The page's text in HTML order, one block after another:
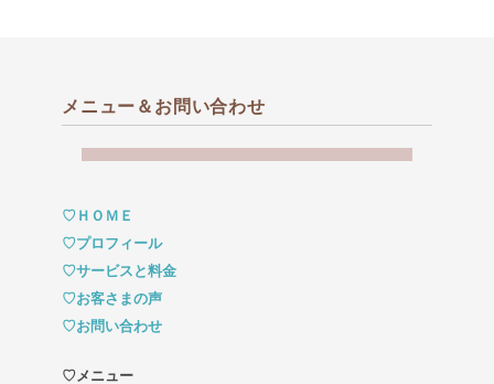
メニュー＆お問い合わせ
♡ＨＯＭＥ
♡プロフィール
♡サービスと料金
♡お客さまの声
♡お問い合わせ
♡メニュー